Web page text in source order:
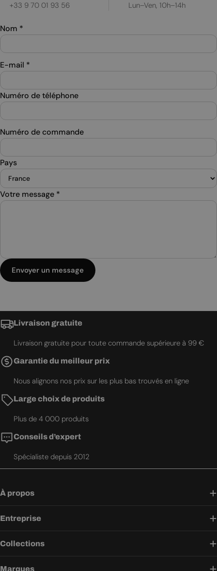
+33 9 70 01 93 56 Lun–Ven, 10h–14h
Nom *
E-mail *
Numéro de téléphone
Numéro de commande
Pays
Votre message *
Envoyer un message
Livraison gratuite
Livraison gratuite pour toute commande supérieure à 99 €
Garantie du meilleur prix
Nous alignons nos prix sur les plus bas trouvés en ligne
Large choix de produits
Plus de 4 000 produits
Conseils d’expert
Spécialiste depuis 2012
À propos
Entreprise
Collections
Marques